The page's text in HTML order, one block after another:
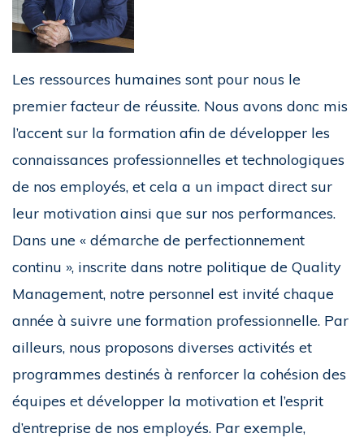
Les ressources humaines sont pour nous le
premier facteur de réussite. Nous avons donc mis
l’accent sur la formation afin de développer les
connaissances professionnelles et technologiques
de nos employés, et cela a un impact direct sur
leur motivation ainsi que sur nos performances.
Dans une « démarche de perfectionnement
continu », inscrite dans notre politique de Quality
Management, notre personnel est invité chaque
année à suivre une formation professionnelle. Par
ailleurs, nous proposons diverses activités et
programmes destinés à renforcer la cohésion des
équipes et développer la motivation et l’esprit
d’entreprise de nos employés. Par exemple,